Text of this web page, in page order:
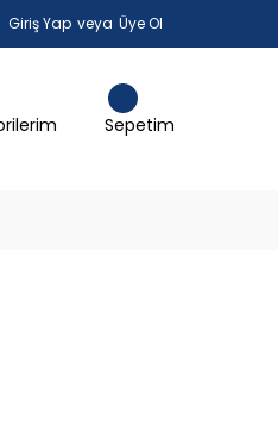
Giriş Yap veya Üye Ol
Sepetim